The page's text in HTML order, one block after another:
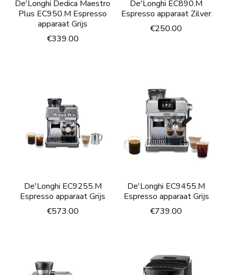
De'Longhi Dedica Maestro
Plus EC950.M Espresso
apparaat Grijs
€339.00
De'Longhi EC890.M
Espresso apparaat Zilver
€250.00
De'Longhi EC9255.M
Espresso apparaat Grijs
€573.00
De'Longhi EC9455.M
Espresso apparaat Grijs
€739.00